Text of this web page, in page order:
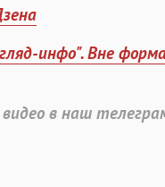
инфо". Вне
в наш